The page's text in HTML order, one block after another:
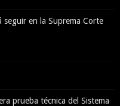
seguir en la Suprema Corte
prueba técnica del Sistema